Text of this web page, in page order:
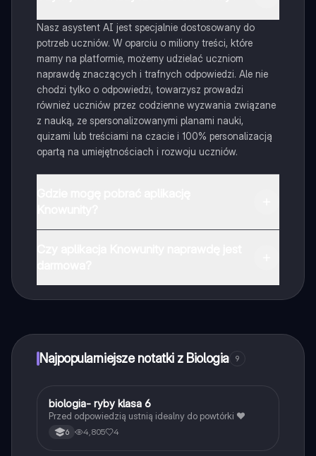
Nasz asystent AI jest specjalnie dostosowany do
potrzeb uczniów. W oparciu o miliony treści, które
mamy na platformie, możemy udzielać uczniom
naprawdę znaczących i trafnych odpowiedzi. Ale nie
chodzi tylko o odpowiedzi, towarzysz prowadzi
również uczniów przez codzienne wyzwania związane
z nauką, ze spersonalizowanymi planami nauki,
quizami lub treściami na czacie i 100% personalizacją
opartą na umiejętnościach i rozwoju uczniów.
które również możesz otrzymać za darmo. Dodatkowo
Najpopularniejsze notatki z Biologia 9
BBiologia
biologia- ryby klasa 6
Przed odpowiedzią ustnią idealny do powtórki ❤️
6 4,805 4